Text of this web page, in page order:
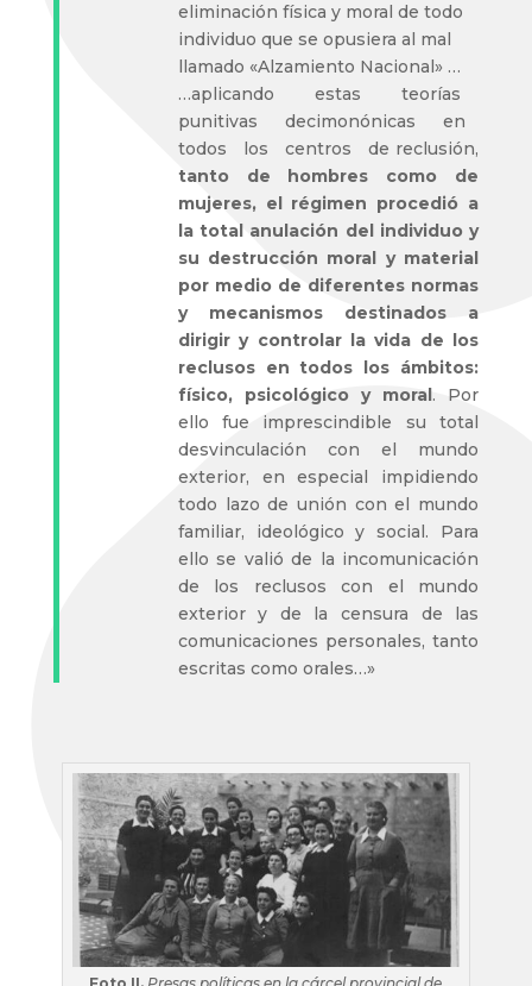
eliminación física y moral de todo
individuo que se opusiera al mal
llamado «Alzamiento Nacional» …
…aplicando estas teorías
punitivas decimonónicas en
todos los centros de reclusión,
tanto de hombres como de
mujeres, el régimen procedió a
la total anulación del individuo y
su destrucción moral y material
por medio de diferentes normas
y mecanismos destinados a
dirigir y controlar la vida de los
reclusos en todos los ámbitos:
físico, psicológico y moral. Por
ello fue imprescindible su total
desvinculación con el mundo
exterior, en especial impidiendo
todo lazo de unión con el mundo
familiar, ideológico y social. Para
ello se valió de la incomunicación
de los reclusos con el mundo
exterior y de la censura de las
comunicaciones personales, tanto
escritas como orales…»